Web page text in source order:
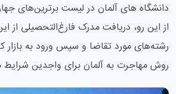
دانشگاه های آلمان در لیست برترین‌های
از این رو، دریافت مدرک فارغ‌التحصیلی از
رشته‌های مورد تقاضا و سپس ورود به بازار
روش مهاجرت به آلمان برای واجدین